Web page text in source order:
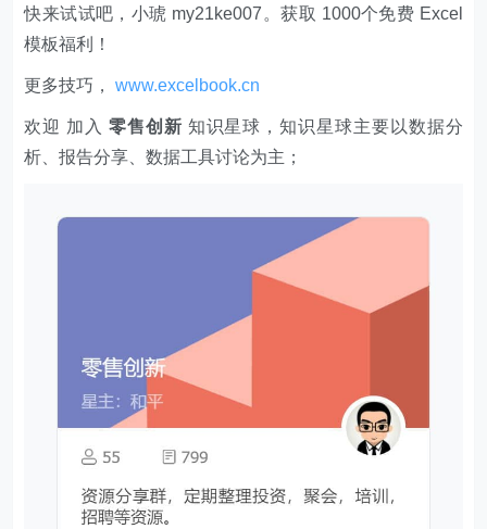
快来试试吧，小琥 my21ke007。获取 1000个免费 Excel
模板福利​​​​！
更多技巧，www.excelbook.cn
欢迎 加入 零售创新 知识星球，知识星球主要以数据分
析、报告分享、数据工具讨论为主；